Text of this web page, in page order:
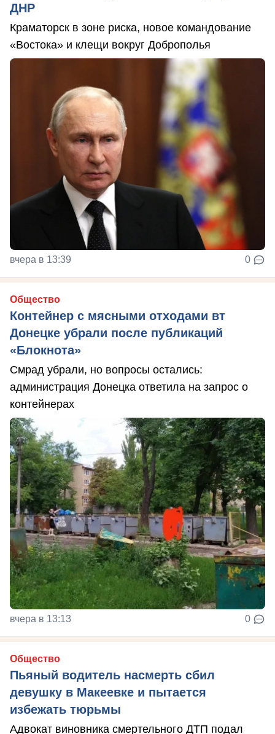
ДНР
Краматорск в зоне риска, новое командование
«Востока» и клещи вокруг Доброполья
вчера в 13:39 0
Общество
Контейнер с мясными отходами вт
Донецке убрали после публикаций
«Блокнота»
Смрад убрали, но вопросы остались:
администрация Донецка ответила на запрос о
контейнерах
вчера в 13:13 0
Общество
Пьяный водитель насмерть сбил
девушку в Макеевке и пытается
избежать тюрьмы
Адвокат виновника смертельного ДТП подал